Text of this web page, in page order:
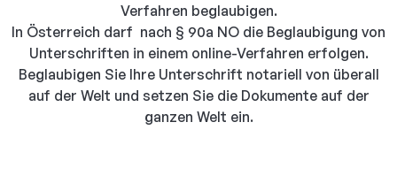
Verfahren beglaubigen.
In Österreich darf nach § 90a NO die Beglaubigung von
Unterschriften in einem online-Verfahren erfolgen.
Beglaubigen Sie Ihre Unterschrift notariell von überall
auf der Welt und setzen Sie die Dokumente auf der
ganzen Welt ein.